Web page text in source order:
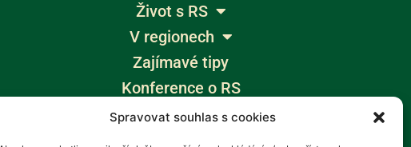
Spravovat souhlas s cookies
Život s RS
V regionech
Zajímavé tipy
Konference o RS
Výlety bez bariér